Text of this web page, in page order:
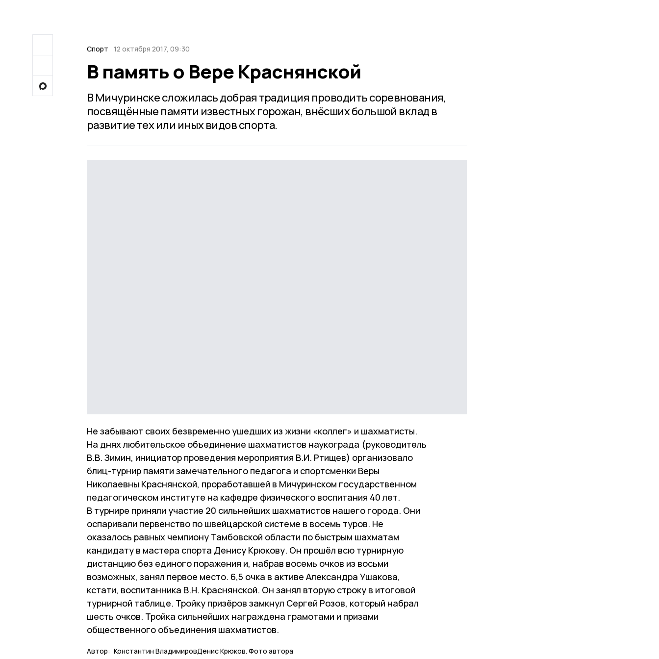
Спорт 12 октября 2017, 09:30
В память о Вере Краснянской
В Мичуринске сложилась добрая традиция проводить соревнования,
посвящённые памяти известных горожан, внёсших большой вклад в
развитие тех или иных видов спорта.
Не забывают своих безвременно ушедших из жизни «коллег» и шахматисты.
На днях любительское объединение шахматистов наукограда (руководитель
В.В. Зимин, инициатор проведения мероприятия В.И. Ртищев) организовало
блиц-турнир памяти замечательного педагога и спортсменки Веры
Николаевны Краснянской, проработавшей в Мичуринском государственном
педагогическом институте на кафедре физического воспитания 40 лет.
В турнире приняли участие 20 сильнейших шахматистов нашего города. Они
оспаривали первенство по швейцарской системе в восемь туров. Не
оказалось равных чемпиону Тамбовской области по быстрым шахматам
кандидату в мастера спорта Денису Крюкову. Он прошёл всю турнирную
дистанцию без единого поражения и, набрав восемь очков из восьми
возможных, занял первое место. 6,5 очка в активе Александра Ушакова,
кстати, воспитанника В.Н. Краснянской. Он занял вторую строку в итоговой
турнирной таблице. Тройку призёров замкнул Сергей Розов, который набрал
шесть очков. Тройка сильнейших награждена грамотами и призами
общественного объединения шахматистов.
Автор: Константин ВладимировДенис Крюков. Фото автора